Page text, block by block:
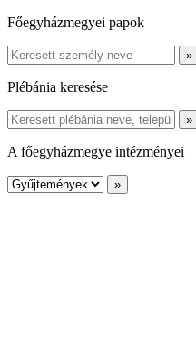
Főegyházmegyei papok
Plébánia keresése
A főegyházmegye intézményei